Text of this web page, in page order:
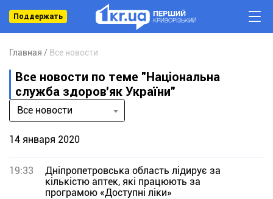
Поддержать
Главная Все новости
Все новости по теме "Національна
служба здоров'як України"
Все новости
14 января 2020
19:33
Дніпропетровська область лідирує за
кількістю аптек, які працюють за
програмою «Доступні ліки»